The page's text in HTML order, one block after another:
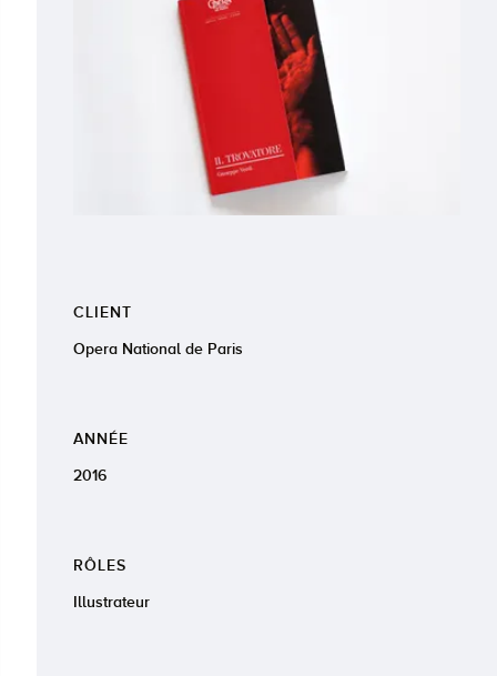
CLIENT
Opera National de Paris
ANNÉE
2016
RÔLES
Illustrateur